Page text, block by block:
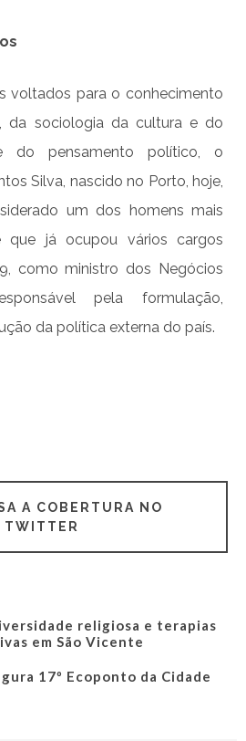
voltados para o conhecimento
da sociologia da cultura e do
do pensamento político, o
Silva, nascido no Porto, hoje,
um dos homens mais
que já ocupou vários cargos
como ministro dos Negócios
pela formulação,
da política externa do país.
A COBERTURA NO
TWITTER
religiosa e terapias
em São Vicente
17º Ecoponto da Cidade